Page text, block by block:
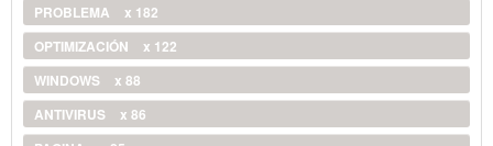
PROBLEMA
x 182
OPTIMIZACIÓN
x 122
WINDOWS
x 88
ANTIVIRUS
x 86